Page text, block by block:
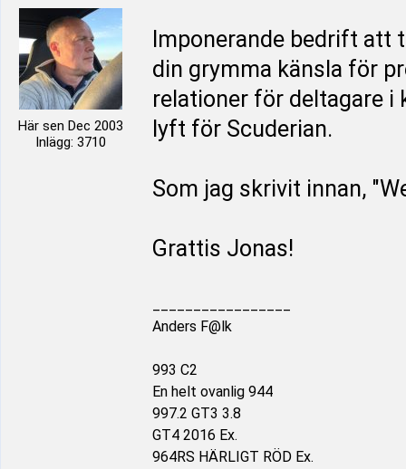
Här sen Dec 2003
Inlägg: 3710
Imponerande bedrift att
din grymma känsla för
relationer för deltagare
lyft för Scuderian.
Som jag skrivit innan,
Grattis Jonas!
Anders F@lk
993 C2
En helt ovanlig 944
997.2 GT3 3.8
GT4 2016 Ex.
964RS HÄRLIGT RÖD Ex.